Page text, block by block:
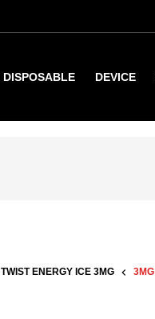
DEVICE
DISPOSABLE
3MG
TWIST ENERGY ICE 3MG